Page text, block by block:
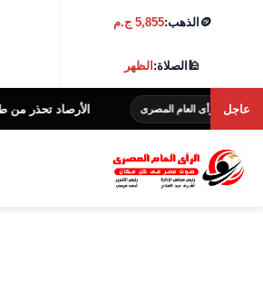
🪙 الذهب:5,855 ج.م
🕌الصلاة:الظهر
عاجل
العام المصرى الأرصاد تحذر من طقس الغد.. أجواء